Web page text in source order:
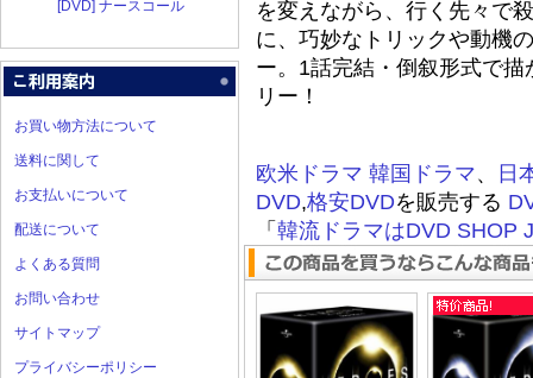
[DVD] ナースコール
お買い物方法について
送料に関して
お支払いについて
配送について
よくある質問
お問い合わせ
サイトマップ
プライバシーポリシー
を変えながら、行く先々で
に、巧妙なトリックや動機
ー。1話完結・倒叙形式で
リー！
欧米ドラマ 韓国ドラマ、
日
DVD,格安DVDを販売する
「 韓流ドラマはDVD SHOP